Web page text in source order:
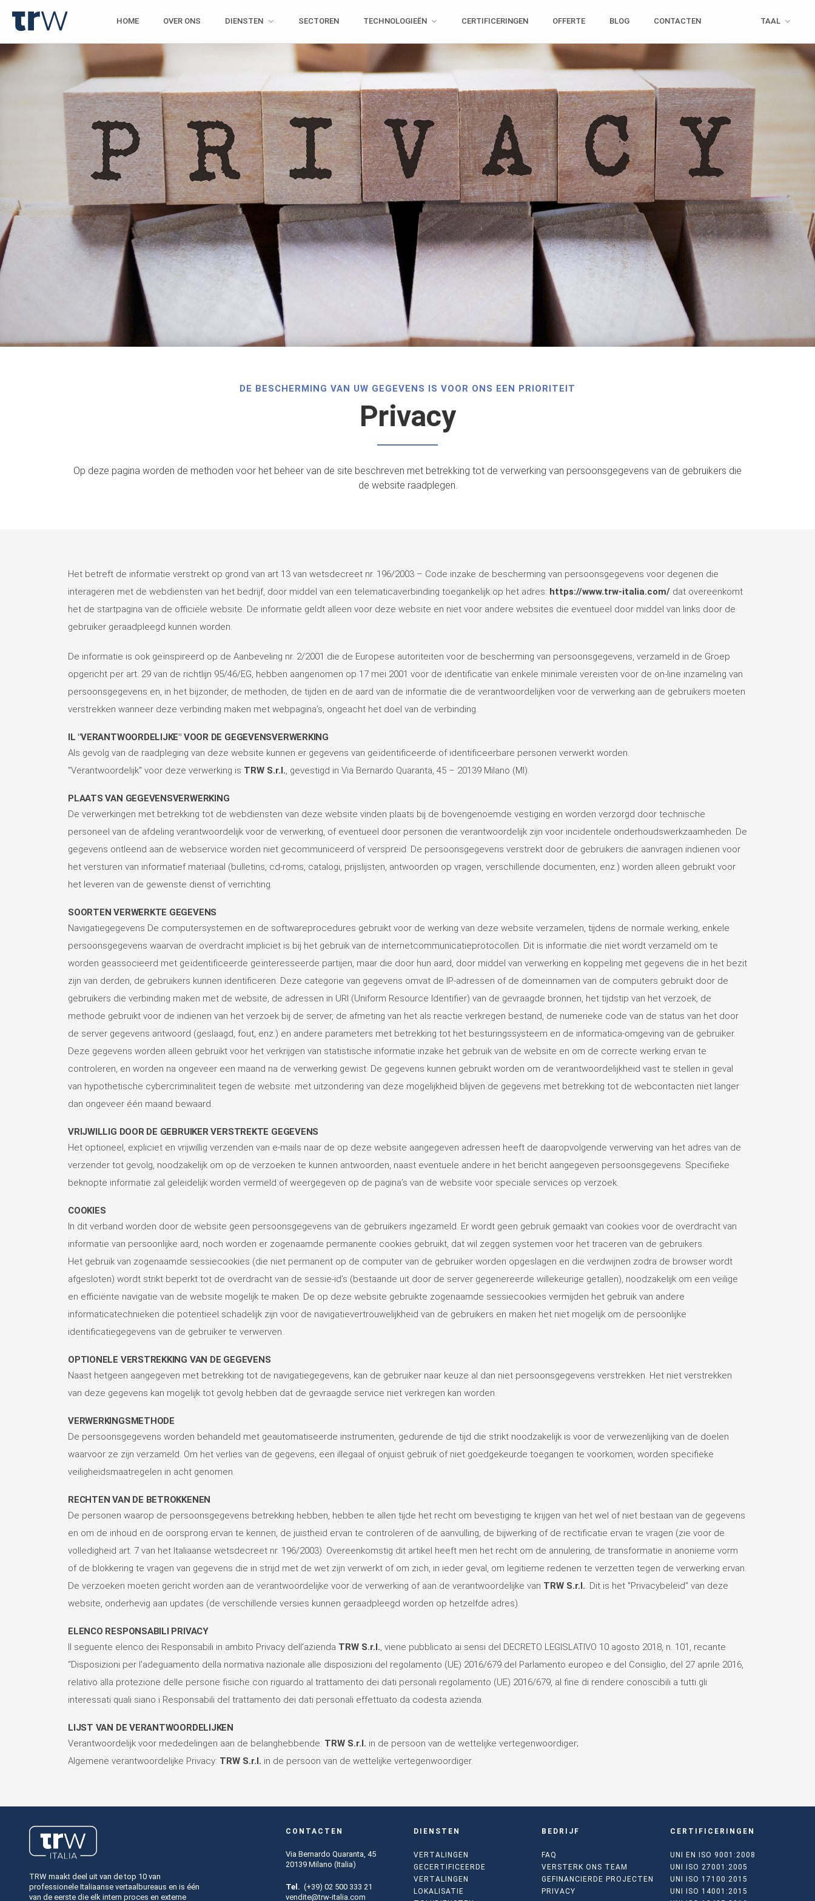
HOME OVER ONS DIENSTEN SECTOREN TECHNOLOGIEËN CERTIFICERINGEN OFFERTE BLOG CONTACTEN TAAL
DE BESCHERMING VAN UW GEGEVENS IS VOOR ONS EEN PRIORITEIT
Privacy
Op deze pagina worden de methoden voor het beheer van de site beschreven met betrekking tot de verwerking van persoonsgegevens van de gebruikers die
de website raadplegen.
Het betreft de informatie verstrekt op grond van art 13 van wetsdecreet nr. 196/2003 – Code inzake de bescherming van persoonsgegevens voor degenen die
interageren met de webdiensten van het bedrijf, door middel van een telematicaverbinding toegankelijk op het adres: https://www.trw-italia.com/ dat overeenkomt
het de startpagina van de officiële website. De informatie geldt alleen voor deze website en niet voor andere websites die eventueel door middel van links door de
gebruiker geraadpleegd kunnen worden.
De informatie is ook geïnspireerd op de Aanbeveling nr. 2/2001 die de Europese autoriteiten voor de bescherming van persoonsgegevens, verzameld in de Groep
opgericht per art. 29 van de richtlijn 95/46/EG, hebben aangenomen op 17 mei 2001 voor de identificatie van enkele minimale vereisten voor de on-line inzameling van
persoonsgegevens en, in het bijzonder, de methoden, de tijden en de aard van de informatie die de verantwoordelijken voor de verwerking aan de gebruikers moeten
verstrekken wanneer deze verbinding maken met webpagina’s, ongeacht het doel van de verbinding.
IL "VERANTWOORDELIJKE" VOOR DE GEGEVENSVERWERKING
Als gevolg van de raadpleging van deze website kunnen er gegevens van geïdentificeerde of identificeerbare personen verwerkt worden.
"Verantwoordelijk" voor deze verwerking is TRW S.r.l. , gevestigd in Via Bernardo Quaranta, 45 – 20139 Milano (MI).
PLAATS VAN GEGEVENSVERWERKING
De verwerkingen met betrekking tot de webdiensten van deze website vinden plaats bij de bovengenoemde vestiging en worden verzorgd door technische
personeel van de afdeling verantwoordelijk voor de verwerking, of eventueel door personen die verantwoordelijk zijn voor incidentele onderhoudswerkzaamheden. De
gegevens ontleend aan de webservice worden niet gecommuniceerd of verspreid. De persoonsgegevens verstrekt door de gebruikers die aanvragen indienen voor
het versturen van informatief materiaal (bulletins, cd-roms, catalogi, prijslijsten, antwoorden op vragen, verschillende documenten, enz.) worden alleen gebruikt voor
het leveren van de gewenste dienst of verrichting.
SOORTEN VERWERKTE GEGEVENS
Navigatiegegevens De computersystemen en de softwareprocedures gebruikt voor de werking van deze website verzamelen, tijdens de normale werking, enkele
persoonsgegevens waarvan de overdracht impliciet is bij het gebruik van de internetcommunicatieprotocollen. Dit is informatie die niet wordt verzameld om te
worden geassocieerd met geïdentificeerde geïnteresseerde partijen, maar die door hun aard, door middel van verwerking en koppeling met gegevens die in het bezit
zijn van derden, de gebruikers kunnen identificeren. Deze categorie van gegevens omvat de IP-adressen of de domeinnamen van de computers gebruikt door de
gebruikers die verbinding maken met de website, de adressen in URI (Uniform Resource Identifier) van de gevraagde bronnen, het tijdstip van het verzoek, de
methode gebruikt voor de indienen van het verzoek bij de server, de afmeting van het als reactie verkregen bestand, de numerieke code van de status van het door
de server gegevens antwoord (geslaagd, fout, enz.) en andere parameters met betrekking tot het besturingssysteem en de informatica-omgeving van de gebruiker.
Deze gegevens worden alleen gebruikt voor het verkrijgen van statistische informatie inzake het gebruik van de website en om de correcte werking ervan te
controleren, en worden na ongeveer een maand na de verwerking gewist. De gegevens kunnen gebruikt worden om de verantwoordelijkheid vast te stellen in geval
van hypothetische cybercriminaliteit tegen de website: met uitzondering van deze mogelijkheid blijven de gegevens met betrekking tot de webcontacten niet langer
dan ongeveer één maand bewaard.
VRIJWILLIG DOOR DE GEBRUIKER VERSTREKTE GEGEVENS
Het optioneel, expliciet en vrijwillig verzenden van e-mails naar de op deze website aangegeven adressen heeft de daaropvolgende verwerving van het adres van de
verzender tot gevolg, noodzakelijk om op de verzoeken te kunnen antwoorden, naast eventuele andere in het bericht aangegeven persoonsgegevens. Specifieke
beknopte informatie zal geleidelijk worden vermeld of weergegeven op de pagina’s van de website voor speciale services op verzoek.
COOKIES
In dit verband worden door de website geen persoonsgegevens van de gebruikers ingezameld. Er wordt geen gebruik gemaakt van cookies voor de overdracht van
informatie van persoonlijke aard, noch worden er zogenaamde permanente cookies gebruikt, dat wil zeggen systemen voor het traceren van de gebruikers.
Het gebruik van zogenaamde sessiecookies (die niet permanent op de computer van de gebruiker worden opgeslagen en die verdwijnen zodra de browser wordt
afgesloten) wordt strikt beperkt tot de overdracht van de sessie-id’s (bestaande uit door de server gegenereerde willekeurige getallen), noodzakelijk om een veilige
en efficiënte navigatie van de website mogelijk te maken. De op deze website gebruikte zogenaamde sessiecookies vermijden het gebruik van andere
informaticatechnieken die potentieel schadelijk zijn voor de navigatievertrouwelijkheid van de gebruikers en maken het niet mogelijk om de persoonlijke
identificatiegegevens van de gebruiker te verwerven.
OPTIONELE VERSTREKKING VAN DE GEGEVENS
Naast hetgeen aangegeven met betrekking tot de navigatiegegevens, kan de gebruiker naar keuze al dan niet persoonsgegevens verstrekken. Het niet verstrekken
van deze gegevens kan mogelijk tot gevolg hebben dat de gevraagde service niet verkregen kan worden.
VERWERKINGSMETHODE
De persoonsgegevens worden behandeld met geautomatiseerde instrumenten, gedurende de tijd die strikt noodzakelijk is voor de verwezenlijking van de doelen
waarvoor ze zijn verzameld. Om het verlies van de gegevens, een illegaal of onjuist gebruik of niet goedgekeurde toegangen te voorkomen, worden specifieke
veiligheidsmaatregelen in acht genomen.
RECHTEN VAN DE BETROKKENEN
De personen waarop de persoonsgegevens betrekking hebben, hebben te allen tijde het recht om bevestiging te krijgen van het wel of niet bestaan van de gegevens
en om de inhoud en de oorsprong ervan te kennen, de juistheid ervan te controleren of de aanvulling, de bijwerking of de rectificatie ervan te vragen (zie voor de
volledigheid art. 7 van het Italiaanse wetsdecreet nr. 196/2003). Overeenkomstig dit artikel heeft men het recht om de annulering, de transformatie in anonieme vorm
of de blokkering te vragen van gegevens die in strijd met de wet zijn verwerkt of om zich, in ieder geval, om legitieme redenen te verzetten tegen de verwerking ervan.
De verzoeken moeten gericht worden aan de verantwoordelijke voor de verwerking of aan de verantwoordelijke van TRW S.r.l. . Dit is het "Privacybeleid" van deze
website, onderhevig aan updates (de verschillende versies kunnen geraadpleegd worden op hetzelfde adres).
ELENCO RESPONSABILI PRIVACY
Il seguente elenco dei Responsabili in ambito Privacy dell'azienda TRW S.r.l. , viene pubblicato ai sensi del DECRETO LEGISLATIVO 10 agosto 2018, n. 101, recante
“Disposizioni per l'adeguamento della normativa nazionale alle disposizioni del regolamento (UE) 2016/679 del Parlamento europeo e del Consiglio, del 27 aprile 2016,
relativo alla protezione delle persone fisiche con riguardo al trattamento dei dati personali regolamento (UE) 2016/679, al fine di rendere conoscibili a tutti gli
interessati quali siano i Responsabili del trattamento dei dati personali effettuato da codesta azienda.
LIJST VAN DE VERANTWOORDELIJKEN
Verantwoordelijk voor mededelingen aan de belanghebbende: TRW S.r.l. in de persoon van de wettelijke vertegenwoordiger;
Algemene verantwoordelijke Privacy: TRW S.r.l. in de persoon van de wettelijke vertegenwoordiger.
TRW maakt deel uit van de top 10 van
professionele Italiaanse vertaalbureaus en is één
van de eerste die elk intern proces en externe
CONTACTEN
Via Bernardo Quaranta, 45
20139 Milano (Italia)
Tel. (+39) 02 500 333 21
vendite@trw-italia.com
DIENSTEN
VERTALINGEN
GECERTIFICEERDE
VERTALINGEN
LOKALISATIE
BEDRIJF
FAQ
VERSTERK ONS TEAM
GEFINANCIERDE PROJECTEN
PRIVACY
CERTIFICERINGEN
UNI EN ISO 9001:2008
UNI ISO 27001:2005
UNI ISO 17100:2015
UNI ISO 14001:2015